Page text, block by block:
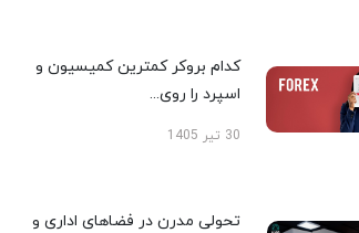
کدام بروکر کمترین کمیسیون و
اسپرد را روی...
30 تیر 1405
تحولی مدرن در فضاهای اداری و